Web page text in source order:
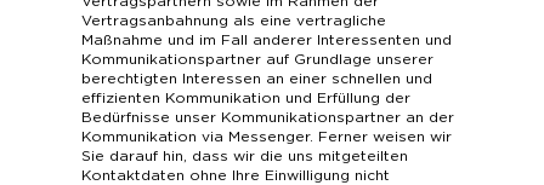
Vertragsanbahnung als eine vertragliche
Maßnahme und im Fall anderer Interessenten und
Kommunikationspartner auf Grundlage unserer
berechtigten Interessen an einer schnellen und
effizienten Kommunikation und Erfüllung der
Bedürfnisse unser Kommunikationspartner an der
Kommunikation via Messenger. Ferner weisen wir
Sie darauf hin, dass wir die uns mitgeteilten
Kontaktdaten ohne Ihre Einwilligung nicht